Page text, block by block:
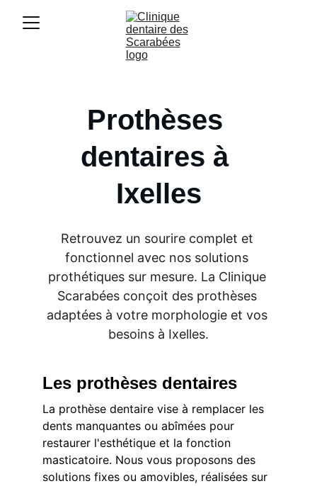
Prothèses
dentaires à
Ixelles
Retrouvez un sourire complet et
fonctionnel avec nos solutions
prothétiques sur mesure. La Clinique
Scarabées conçoit des prothèses
adaptées à votre morphologie et vos
besoins à Ixelles.
Les prothèses dentaires
La prothèse dentaire vise à remplacer les
dents manquantes ou abîmées pour
restaurer l'esthétique et la fonction
masticatoire. Nous vous proposons des
solutions fixes ou amovibles, réalisées sur